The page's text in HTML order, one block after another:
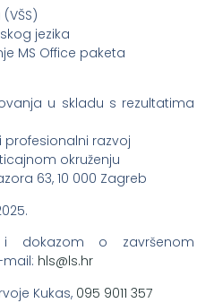
jezika
MS Office paketa
u skladu s rezultatima
razvoj
okruženju
63, 10 000 Zagreb
dokazom o završenom
rh.sl
@slh
Kukas, 095 9011 357